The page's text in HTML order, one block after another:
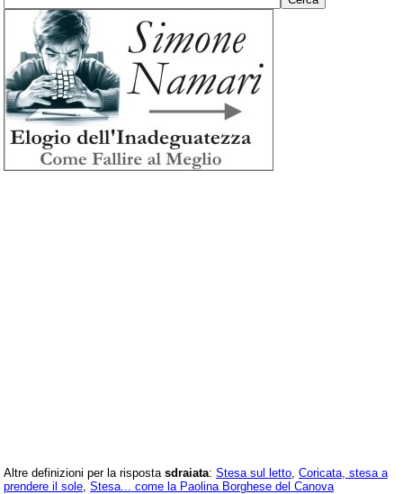
Altre definizioni per la risposta sdraiata: Stesa sul letto Coricata, stesa a
prendere il sole Stesa... come la Paolina Borghese del Canova